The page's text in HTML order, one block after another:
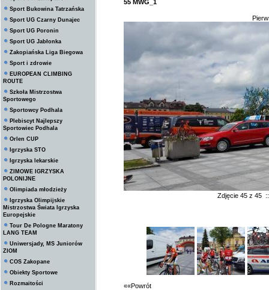
Sport Bukowina Tatrzańska
Sport UG Czarny Dunajec
Sport UG Poronin
Sport UG Jabłonka
Zakopiańska Liga Biegowa
Sport i zdrowie
EUROPEAN CLIMBING
ROUTE
Szkoła Mistrzostwa
Sportowego
Sportowcy Podhala
Plebiscyt Najlepszy
Sportowiec Podhala
Orlen CUP
Igrzyska STO
Igrzyska lekarskie
ZIMOWE IGRZYSKA
POLONIJNE
Olimpiada młodzieży
Igrzyska Olimpijskie
Mistrzostwa Świata Igrzyska
Europejskie
Tour De Pologne Maratony
LANG TEAM
Uniwersjady, MS Juniorów
ZIOM
COS Zakopane
Obiekty Sportowe
Rozmaitości
55 MWG_1
Zdjęcie 45 z 45
««Powrót